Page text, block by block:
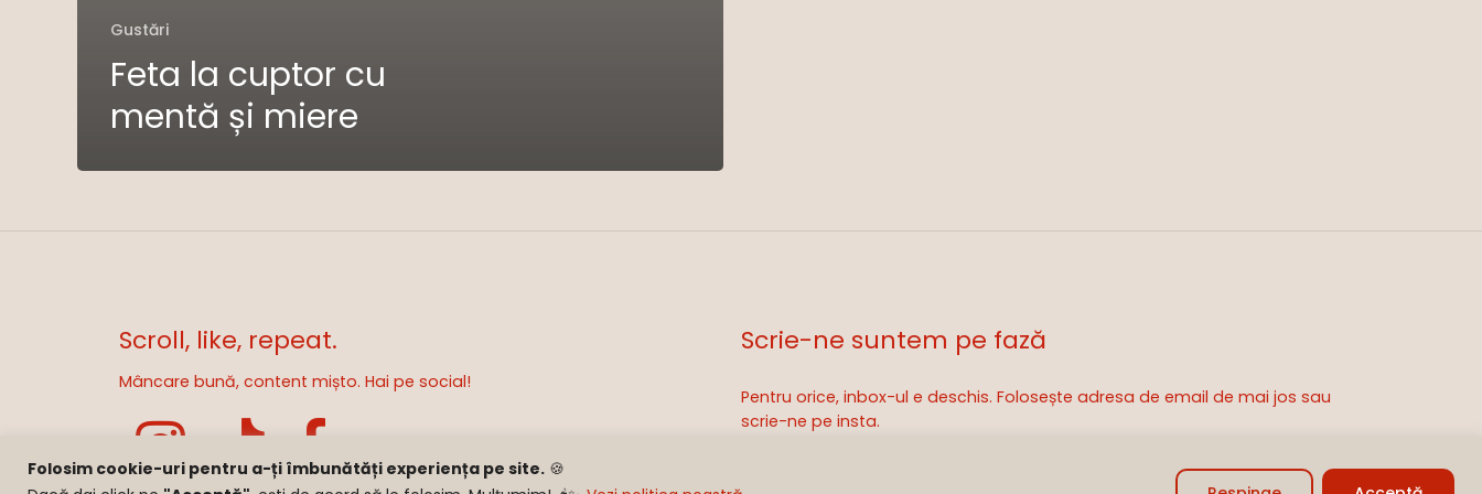
Folosim cookie-uri pentru a-ți îmbunătăți experiența pe site. 🍪
Sub-total:
Finalizare
Gustări
Feta la cuptor cu
mentă și miere
Scroll, like, repeat.
Mâncare bună, content mișto. Hai pe social!
Scrie-ne suntem pe fază
Pentru orice, inbox-ul e deschis. Folosește adresa de email de mai jos sau
scrie-ne pe insta.